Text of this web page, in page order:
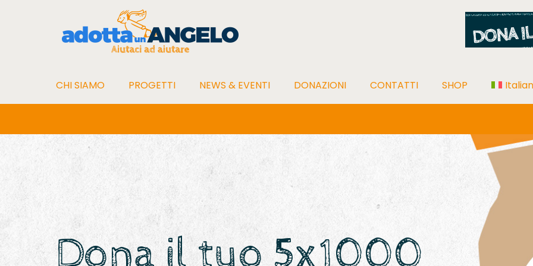
CHI SIAMO PROGETTI NEWS & EVENTI DONAZIONI CONTATTI SHOP
Dona il tuo 5x1000